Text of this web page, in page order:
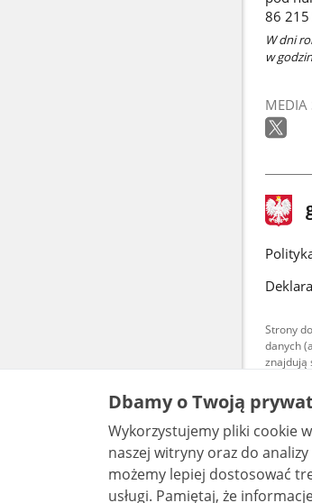
86 215
W dni
w
MEDIA
stopka
gov.pl
Strony
danych
znajdują
Dbamy o Twoją
Wykorzystujemy pliki cookie
naszej witryny oraz do analizy
możemy lepiej dostosować
usługi. Pamiętaj, że informacje przechowywane w plikach cookie mogą pozwalać na